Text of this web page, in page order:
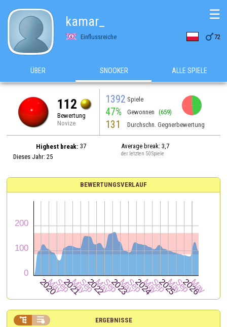
kamar_
Einflussreiche 72
☰
ÜBER SNOOKER ALLE SPIELE
112
Bewertung
Novize
1392 Spiele
47% Gewonnen (659)
131 Durchschn. Gegnerbewertung
Highest break: 37
Dieses Jahr: 25
Average break: 3,7
der letzten 50 Spiele
BEWERTUNGSVERLAUF
ERGEBNISSE
 